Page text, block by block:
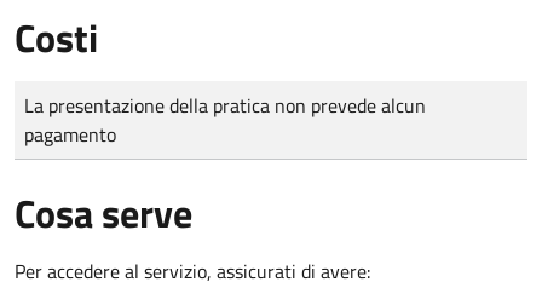
Costi
Tipo di pagamento
Importo
La presentazione della pratica non prevede alcun
pagamento
Cosa serve
Per accedere al servizio, assicurati di avere: